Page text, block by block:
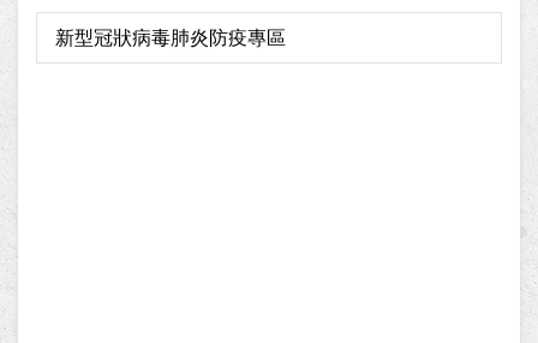
新型冠狀病毒肺炎防疫專區